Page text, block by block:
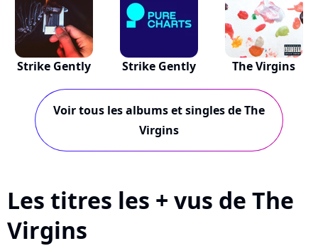
Strike Gently Strike Gently The Virgins
Voir tous les albums et singles de The
Virgins
Les titres les + vus de The
Virgins